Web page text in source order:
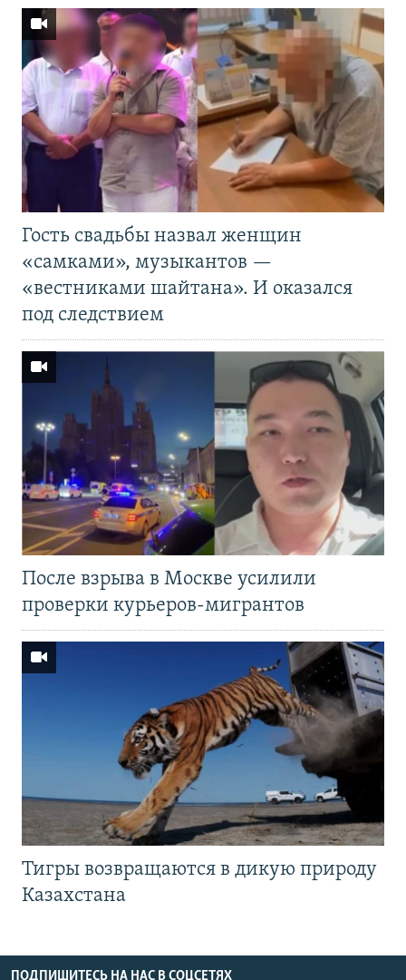
Гость свадьбы назвал женщин
«самками», музыкантов —
«вестниками шайтана». И оказался
под следствием
После взрыва в Москве усилили
проверки курьеров-мигрантов
Тигры возвращаются в дикую природу
Казахстана
ПОДПИШИТЕСЬ НА НАС В СОЦСЕТЯХ